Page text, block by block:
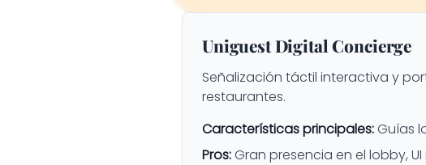
Uniguest Digital Concierge
Señalización táctil interactiva y
restaurantes.
Características principales:Guías
Pros:Gran presencia en el lobby, UI